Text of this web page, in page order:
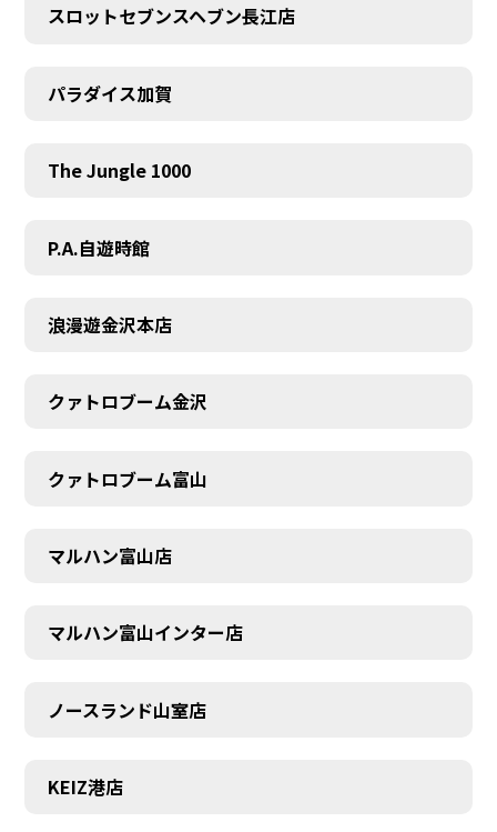
スロットセブンスヘブン長江店
パラダイス加賀
The Jungle 1000
P.A.自遊時館
浪漫遊金沢本店
クァトロブーム金沢
クァトロブーム富山
マルハン富山店
マルハン富山インター店
ノースランド山室店
KEIZ港店